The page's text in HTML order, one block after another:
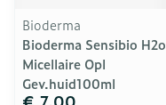
Bioderma
Bioderma Sensibio H2o
Micellaire Opl
Gev.huid100ml